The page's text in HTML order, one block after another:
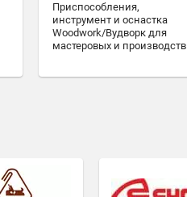
Приспособления,
инструмент и оснастка
Woodwork/Вудворк для
мастеровых и производств